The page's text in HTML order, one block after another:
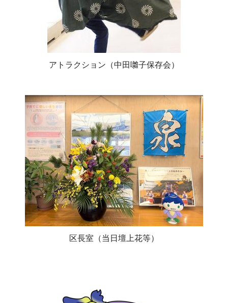
アトラクション（中田囃子保存会）
区長室（当日壇上花等）